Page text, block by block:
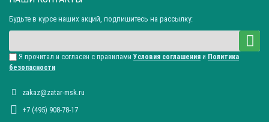
Будьте в курсе наших акций, подпишитесь на рассылку:
Я прочитал и согласен с правилами Условия соглашения и Политика
безопасности
zakaz@zatar-msk.ru
+7 (495) 908-78-17